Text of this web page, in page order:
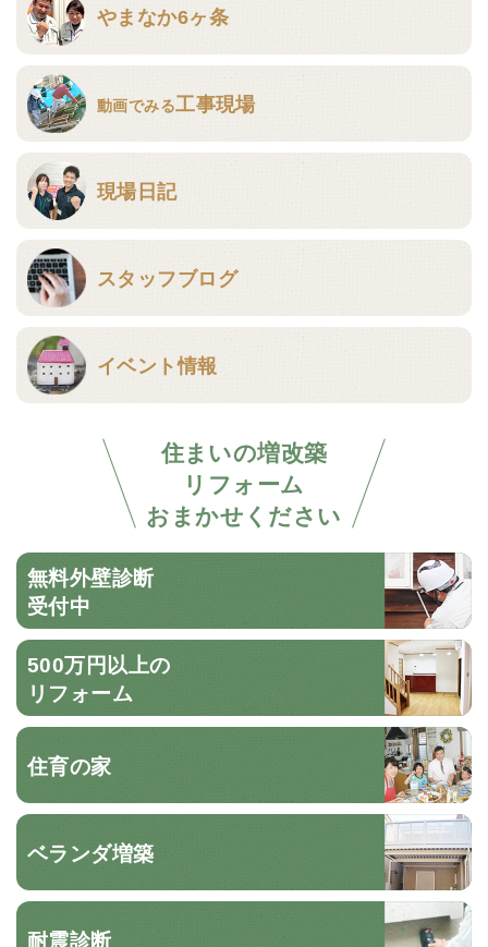
やまなか6ヶ条
動画でみる工事現場
現場日記
スタッフブログ
イベント情報
住まいの増改築
リフォーム
おまかせください
無料外壁診断
受付中
500万円以上の
リフォーム
住育の家
ベランダ増築
耐震診断